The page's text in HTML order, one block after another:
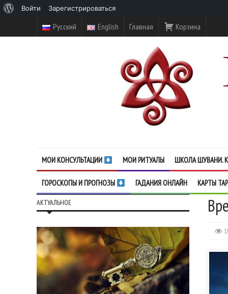
Русский English Главная Корзина
МОИ КОНСУЛЬТАЦИИ МОИ РИТУАЛЫ ШКОЛА ШУВАНИ.
ГОРОСКОПЫ И ПРОГНОЗЫ ГАДАНИЯ ОНЛАЙН КАРТЫ
АКТУАЛЬНОЕ
WordPress
Войти Зарегистрироваться